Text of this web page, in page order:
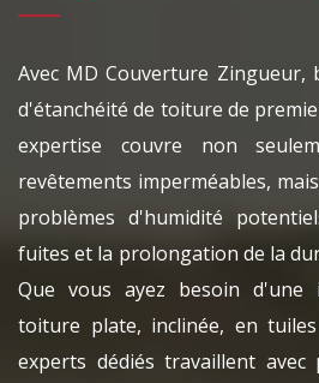
Avec MD Couverture Zingueur,
d'étanchéité de toiture de
expertise couvre non
revêtements imperméables,
problèmes d'humidité
fuites et la prolongation de la
Que vous ayez besoin d'une
toiture plate, inclinée, en
experts dédiés travaillent avec